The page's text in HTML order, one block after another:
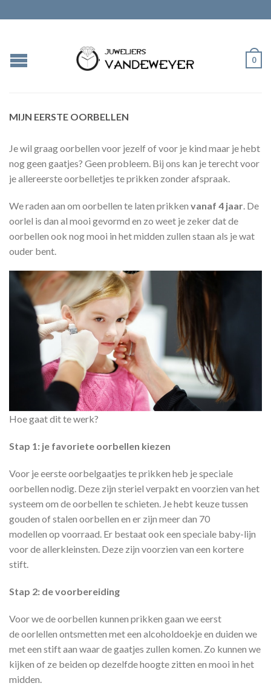
0
MIJN EERSTE OORBELLEN
Je wil graag oorbellen voor jezelf of voor je kind maar je hebt
nog geen gaatjes? Geen probleem. Bij ons kan je terecht voor
je allereerste oorbelletjes te prikken zonder afspraak.
We raden aan om oorbellen te laten prikken vanaf 4 jaar. De
oorlel is dan al mooi gevormd en zo weet je zeker dat de
oorbellen ook nog mooi in het midden zullen staan als je wat
ouder bent.
Hoe gaat dit te werk?
Stap 1: je favoriete oorbellen kiezen
Voor je eerste oorbelgaatjes te prikken heb je speciale
oorbellen nodig. Deze zijn steriel verpakt en voorzien van het
systeem om de oorbellen te schieten. Je hebt keuze tussen
gouden of stalen oorbellen en er zijn meer dan 70
modellen op voorraad. Er bestaat ook een speciale baby-lijn
voor de allerkleinsten. Deze zijn voorzien van een kortere
stift.
Stap 2: de voorbereiding
Voor we de oorbellen kunnen prikken gaan we eerst
de oorlellen ontsmetten met een alcoholdoekje en duiden we
met een stift aan waar de gaatjes zullen komen. Zo kunnen we
kijken of ze beiden op dezelfde hoogte zitten en mooi in het
midden.